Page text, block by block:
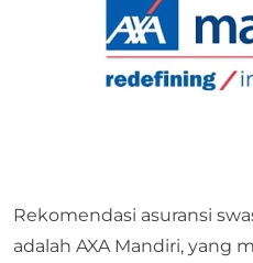
Rekomendasi asuransi
adalah AXA Mandiri, yang